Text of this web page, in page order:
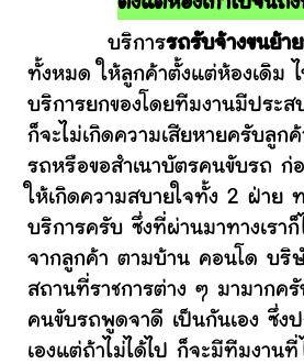
บริการรถรับจ้างขนย้า
ทั้งหมด ให้ลูกค้าตั้งแต่ห้องเดิม
บริการยกของโดยทีมงานมีประ
ก็จะไม่เกิดความเสียหายครับลูก
รถหรือขอสำเนาบัตรคนขับรถ ก่
ให้เกิดความสบายใจทั้ง 2 ฝ่าย
บริการครับ ซึ่งที่ผ่านมาทางเราก็
จากลูกค้า ตามบ้าน คอนโด บริ
สถานที่ราชการต่าง ๆ มามากค
คนขับรถพูดจาดี เป็นกันเอง ซึ่ง
เองแต่ถ้าไม่ได้ไป ก็จะมีทีมงาน